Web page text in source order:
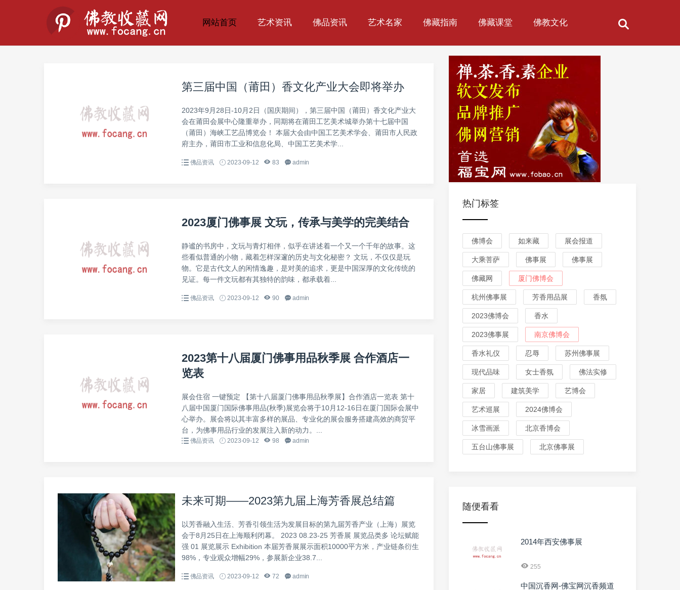
网站首页 艺术资讯 佛品资讯 艺术名家 佛藏指南 佛藏课堂 佛教文化
第三届中国（莆田）香文化产业大会即将举办
2023年9月28日-10月2日（国庆期间），第三届中国（莆田）香文化产业大
会在莆田会展中心隆重举办，同期将在莆田工艺美术城举办第十七届中国
（莆田）海峡工艺品博览会！ 本届大会由中国工艺美术学会、莆田市人民政
府主办，莆田市工业和信息化局、中国工艺美术学...
佛品资讯 2023-09-12 83 admin
2023厦门佛事展 文玩，传承与美学的完美结合
静谧的书房中，文玩与青灯相伴，似乎在讲述着一个又一个千年的故事。这
些看似普通的小物，藏着怎样深邃的历史与文化秘密？ 文玩，不仅仅是玩
物。它是古代文人的闲情逸趣，是对美的追求，更是中国深厚的文化传统的
见证。每一件文玩都有其独特的韵味，都承载着...
佛品资讯 2023-09-12 90 admin
2023第十八届厦门佛事用品秋季展 合作酒店一
览表
展会住宿 一键预定 【第十八届厦门佛事用品秋季展】合作酒店一览表 第十
八届中国厦门国际佛事用品(秋季)展览会将于10月12-16日在厦门国际会展中
心举办。展会将以其丰富多样的展品、专业化的展会服务搭建高效的商贸平
台，为佛事用品行业的发展注入新的动力。...
佛品资讯 2023-09-12 98 admin
未来可期——2023第九届上海芳香展总结篇
以芳香融入生活、芳香引领生活为发展目标的第九届芳香产业（上海）展览
会于8月25日在上海顺利闭幕。 2023 08.23-25 芳香展 展览品类多 论坛赋能
强 01 展览展示 Exhibition 本届芳香展展示面积10000平方米，产业链条衍生
98%，专业观众增幅29%，参展新企业38.7...
佛品资讯 2023-09-12 72 admin
热门标签
佛博会 如来藏 展会报道
大乘菩萨 佛事展 佛事展
佛藏网 厦门佛博会
杭州佛事展 芳香用品展 香氛
2023佛博会 香水
2023佛事展 南京佛博会
香水礼仪 忍辱 苏州佛事展
现代品味 女士香氛 佛法实修
家居 建筑美学 艺博会
艺术巡展 2024佛博会
冰雪画派 北京香博会
五台山佛事展 北京佛事展
随便看看
2014年西安佛事展
255
中国沉香网-佛宝网沉香频道